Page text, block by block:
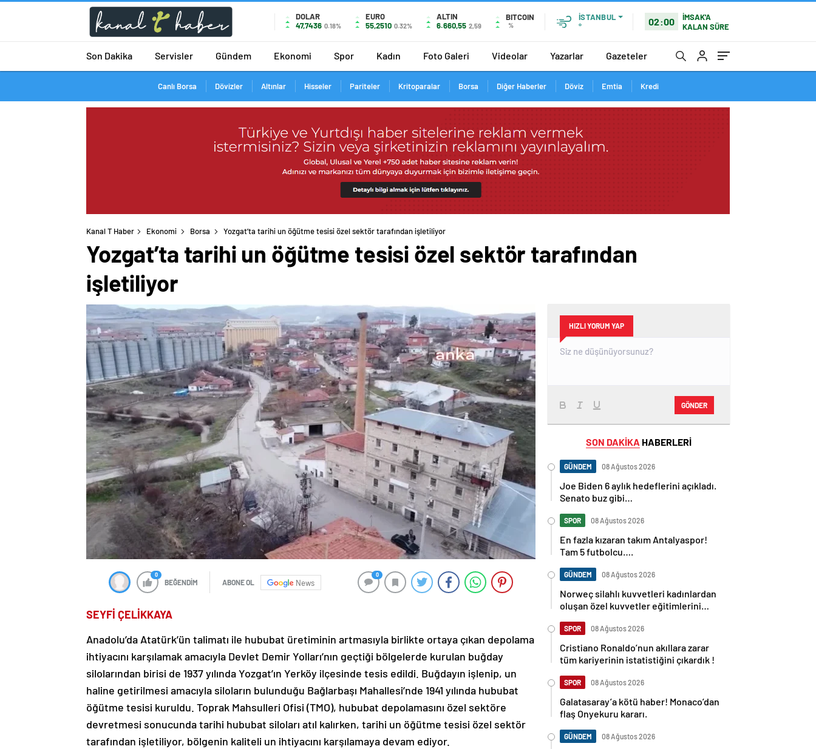
DOLAR
47,7436 0.18%
EURO
55,2510 0.32%
ALTIN
6.660,55 2,59
BITCOIN
%
İSTANBUL
°
02:00
İMSAK'A
KALAN SÜRE
Son Dakika Servisler Gündem Ekonomi Spor Kadın Foto Galeri Videolar Yazarlar Gazeteler
Canlı Borsa Dövizler Altınlar Hisseler Pariteler Kritoparalar Borsa Diğer Haberler Döviz Emtia Kredi
Kanal T Haber Ekonomi Borsa Yozgat’ta tarihi un öğütme tesisi özel sektör tarafından işletiliyor
Yozgat’ta tarihi un öğütme tesisi özel sektör tarafından
işletiliyor
0
BEĞENDİM ABONE OL News
0
SEYFİ ÇELİKKAYA
Anadolu’da Atatürk’ün talimatı ile hububat üretiminin artmasıyla birlikte ortaya çıkan depolama
ihtiyacını karşılamak amacıyla Devlet Demir Yolları’nın geçtiği bölgelerde kurulan buğday
silolarından birisi de 1937 yılında Yozgat’ın Yerköy ilçesinde tesis edildi. Buğdayın işlenip, un
haline getirilmesi amacıyla siloların bulunduğu Bağlarbaşı Mahallesi’nde 1941 yılında hububat
öğütme tesisi kuruldu. Toprak Mahsulleri Ofisi (TMO), hububat depolamasını özel sektöre
devretmesi sonucunda tarihi hububat siloları atıl kalırken, tarihi un öğütme tesisi özel sektör
tarafından işletiliyor, bölgenin kaliteli un ihtiyacını karşılamaya devam ediyor.
HIZLI YORUM YAP
GÖNDER
SON DAKİKA HABERLERİ
GÜNDEM 08 Ağustos 2026
Joe Biden 6 aylık hedeflerini açıkladı.
Senato buz gibi…
SPOR 08 Ağustos 2026
En fazla kızaran takım Antalyaspor!
Tam 5 futbolcu….
GÜNDEM 08 Ağustos 2026
Norweç silahlı kuvvetleri kadınlardan
oluşan özel kuvvetler eğitimlerini
SPOR 08 Ağustos 2026
Cristiano Ronaldo’nun akıllara zarar
tüm kariyerinin istatistiğini çıkardık !
SPOR 08 Ağustos 2026
Galatasaray’a kötü haber! Monaco’dan
flaş Onyekuru kararı.
GÜNDEM 08 Ağustos 2026